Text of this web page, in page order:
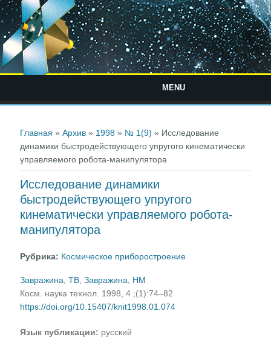
MENU
Главная »Архив » 1998 » № 1(9) » Исследование
динамики быстродействующего упругого кинематически
управляемого робота-манипулятора
Исследование динамики
быстродействующего упругого
кинематически управляемого робота-
манипулятора
Рубрика: Космическое приборостроение
Завражина, ТВ ,Завражина, НМ
Косм. наука технол. 1998, 4 ;(1):74–82
https://doi.org/10.15407/knit1998.01.074
Язык публикации: русский